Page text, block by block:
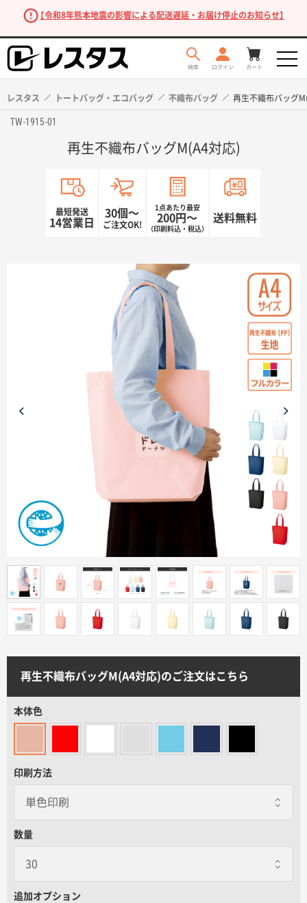
【令和8年熊本地震の影響による配送遅延・お届け停止のお知らせ】
商品カテゴリーから探す
目的・シーンから探す
イベントから探す
印刷色から探す
サイトメニュー
ご注文の流れ
お見積書の作成方法
データ入稿ガイド
再注文について
よくあるご質問
レスタス トートバッグ・エコバッグ 不織布バッグ 再生不織布バッグ
TW-1915-01
再生不織布バッグM(A4対応)
最短発送
14営業日
30個〜
ご注文OK!
1点あたり最安
200円〜
（印刷料込・税込）
送料無料
再生不織布バッグM(A4対応)のご注文はこちら
本体色
印刷方法
数量
追加オプション